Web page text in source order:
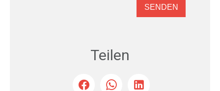
SENDEN
Teilen